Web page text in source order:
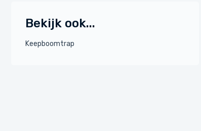
Bekijk ook...
Keepboomtrap